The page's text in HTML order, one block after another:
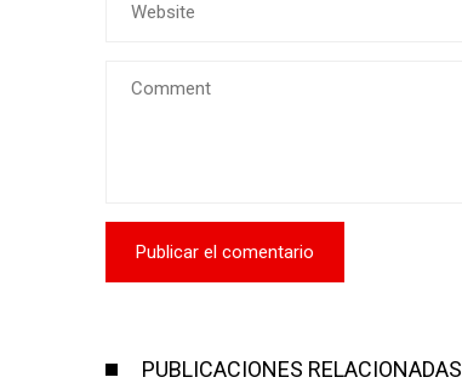
PUBLICACIONES RELACIONADAS